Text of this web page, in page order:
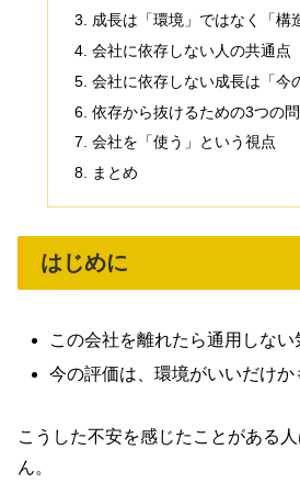
成長は「環境」ではなく「構
会社に依存しない人の共通点
会社に依存しない成長は「今
依存から抜けるための3つの
会社を「使う」という視点
まとめ
はじめに
この会社を離れたら通用しない
今の評価は、環境がいいだけか
こうした不安を感じたことがある
ん。